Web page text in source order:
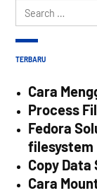
Search
for:
TERBARU
Cara
Process
Fedora
filesystem
Copy Data
Cara